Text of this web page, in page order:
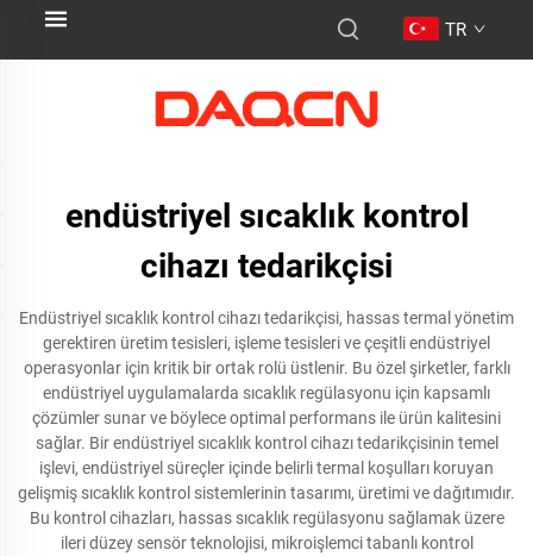
TR
endüstriyel sıcaklık kontrol
cihazı tedarikçisi
Endüstriyel sıcaklık kontrol cihazı tedarikçisi, hassas termal yönetim
gerektiren üretim tesisleri, işleme tesisleri ve çeşitli endüstriyel
operasyonlar için kritik bir ortak rolü üstlenir. Bu özel şirketler, farklı
endüstriyel uygulamalarda sıcaklık regülasyonu için kapsamlı
çözümler sunar ve böylece optimal performans ile ürün kalitesini
sağlar. Bir endüstriyel sıcaklık kontrol cihazı tedarikçisinin temel
işlevi, endüstriyel süreçler içinde belirli termal koşulları koruyan
gelişmiş sıcaklık kontrol sistemlerinin tasarımı, üretimi ve dağıtımıdır.
Bu kontrol cihazları, hassas sıcaklık regülasyonu sağlamak üzere
ileri düzey sensör teknolojisi, mikroişlemci tabanlı kontrol